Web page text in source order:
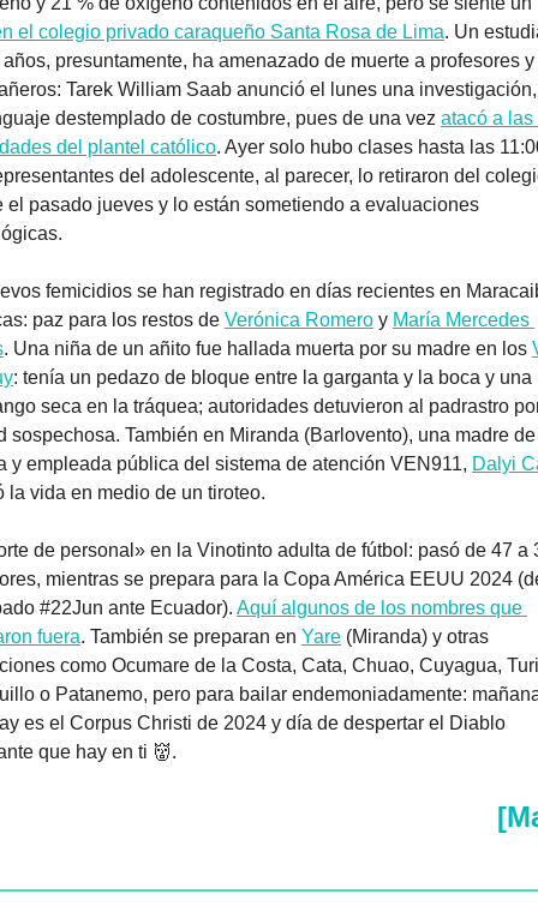
el colegio privado caraqueño Santa Rosa de Lima. Un
presuntamente, ha amenazado de muerte a profesores y
Tarek William Saab anunció el lunes una
destemplado de costumbre, pues de una vez atacó a las
del plantel católico. Ayer solo hubo clases hasta las
del adolescente, al parecer, lo retiraron del
el pasado jueves y lo están sometiendo a evaluaciones
femicidios se han registrado en días recientes en
paz para los restos de Verónica Romero y María Mercedes
. Una niña de un añito fue hallada muerta por su madre en los
: tenía un pedazo de bloque entre la garganta y la boca y una
seca en la tráquea; autoridades detuvieron al padrastro
sospechosa. También en Miranda (Barlovento), una madre de
y empleada pública del sistema de atención VEN911, Dalyi
la vida en medio de un tiroteo.
de personal» en la Vinotinto adulta de fútbol: pasó de 47 a
mientras se prepara para la Copa América EEUU 2024
#22Jun ante Ecuador). Aquí algunos de los nombres que
fuera. También se preparan en Yare (Miranda) y otras
como Ocumare de la Costa, Cata, Chuao, Cuyagua,
o Patanemo, pero para bailar endemoniadamente:
es el Corpus Christi de 2024 y día de despertar el Diablo
que hay en ti 👹.